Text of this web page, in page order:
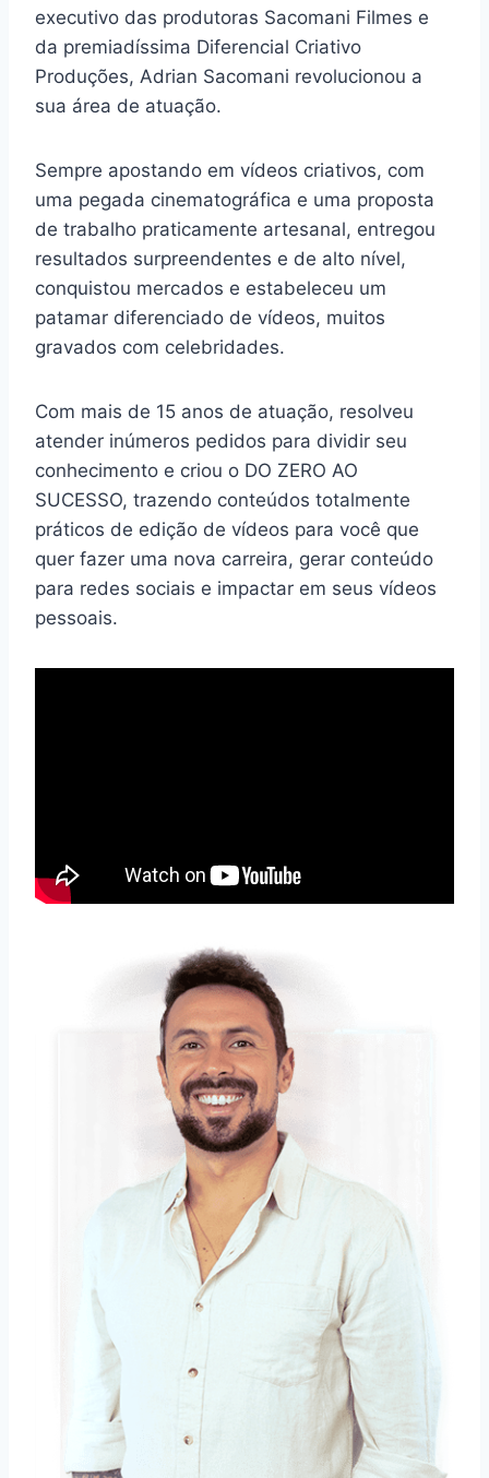
executivo das produtoras Sacomani Filmes e
da premiadíssima Diferencial Criativo
Produções, Adrian Sacomani revolucionou a
sua área de atuação.
Sempre apostando em vídeos criativos, com
uma pegada cinematográfica e uma proposta
de trabalho praticamente artesanal, entregou
resultados surpreendentes e de alto nível,
conquistou mercados e estabeleceu um
patamar diferenciado de vídeos, muitos
gravados com celebridades.
Com mais de 15 anos de atuação, resolveu
atender inúmeros pedidos para dividir seu
conhecimento e criou o DO ZERO AO
SUCESSO, trazendo conteúdos totalmente
práticos de edição de vídeos para você que
quer fazer uma nova carreira, gerar conteúdo
para redes sociais e impactar em seus vídeos
pessoais.